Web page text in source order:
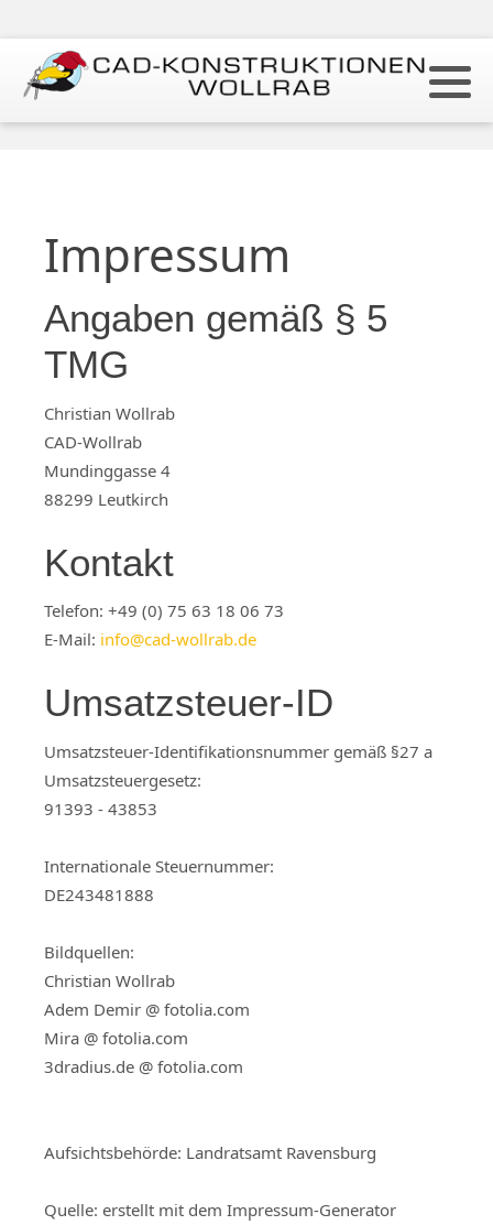
Impressum
Angaben gemäß § 5
TMG
Christian Wollrab
CAD-Wollrab
Mundinggasse 4
88299 Leutkirch
Kontakt
Telefon: +49 (0) 75 63 18 06 73
E-Mail: info@cad-wollrab.de
Umsatzsteuer-ID
Umsatzsteuer-Identifikationsnummer gemäß §27 a
Umsatzsteuergesetz:
91393 - 43853
Internationale Steuernummer:
DE243481888
Bildquellen:
Christian Wollrab
Adem Demir @ fotolia.com
Mira @ fotolia.com
3dradius.de @ fotolia.com
Aufsichtsbehörde: Landratsamt Ravensburg
Quelle: erstellt mit dem Impressum-Generator